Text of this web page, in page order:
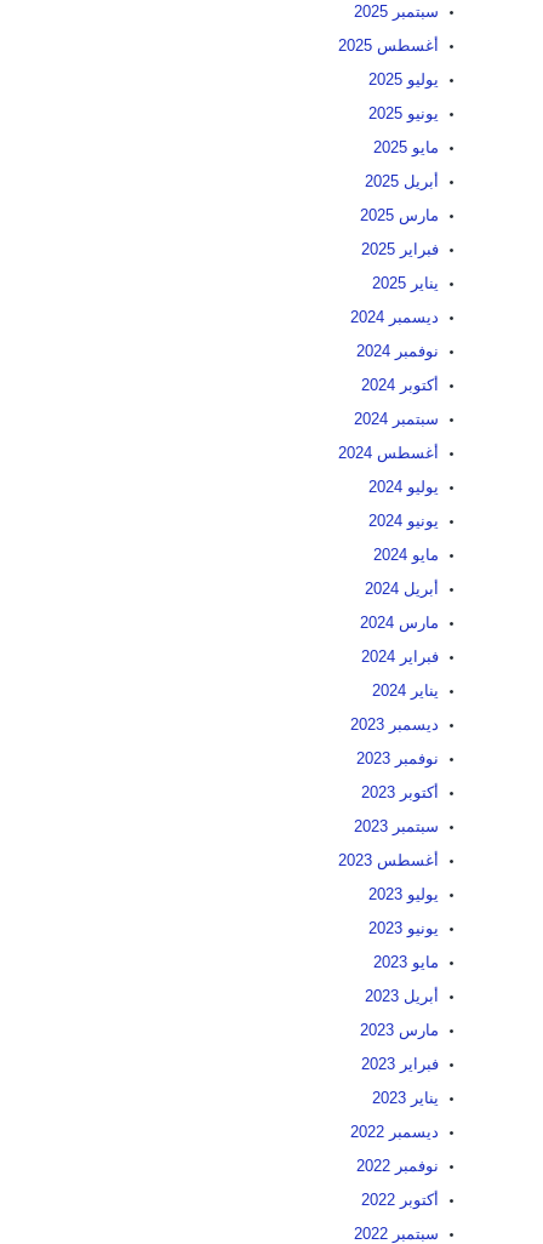
سبتمبر 2025
أغسطس 2025
يوليو 2025
يونيو 2025
مايو 2025
أبريل 2025
مارس 2025
فبراير 2025
يناير 2025
ديسمبر 2024
نوفمبر 2024
أكتوبر 2024
سبتمبر 2024
أغسطس 2024
يوليو 2024
يونيو 2024
مايو 2024
أبريل 2024
مارس 2024
فبراير 2024
يناير 2024
ديسمبر 2023
نوفمبر 2023
أكتوبر 2023
سبتمبر 2023
أغسطس 2023
يوليو 2023
يونيو 2023
مايو 2023
أبريل 2023
مارس 2023
فبراير 2023
يناير 2023
ديسمبر 2022
نوفمبر 2022
أكتوبر 2022
سبتمبر 2022